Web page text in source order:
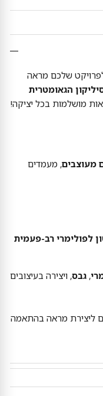
שלכם מראה
הגאומטרית
מושלמות בכל יציקה!
מעוצבים, מעמדים
לפולימרי רב-פעמית
, גבס, ויצירה בעיצובים
ליצירת מראה בהתאמה